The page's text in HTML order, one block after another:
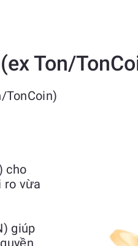
Ton/
TonCoin)
cho
ro vừa
giúp